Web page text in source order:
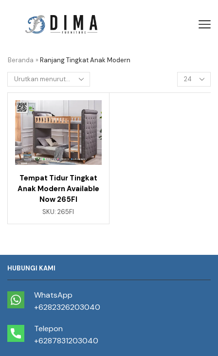
Beranda » Ranjang Tingkat Anak Modern
Tempat Tidur Tingkat
Anak Modern Available
Now 265FI
SKU:265FI
HUBUNGI KAMI
WhatsApp
+6282326203040
Telepon
+6287831203040